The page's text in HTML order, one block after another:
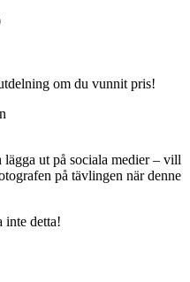
om du vunnit pris!
ut på sociala medier – vill
på tävlingen när denne
inte detta!